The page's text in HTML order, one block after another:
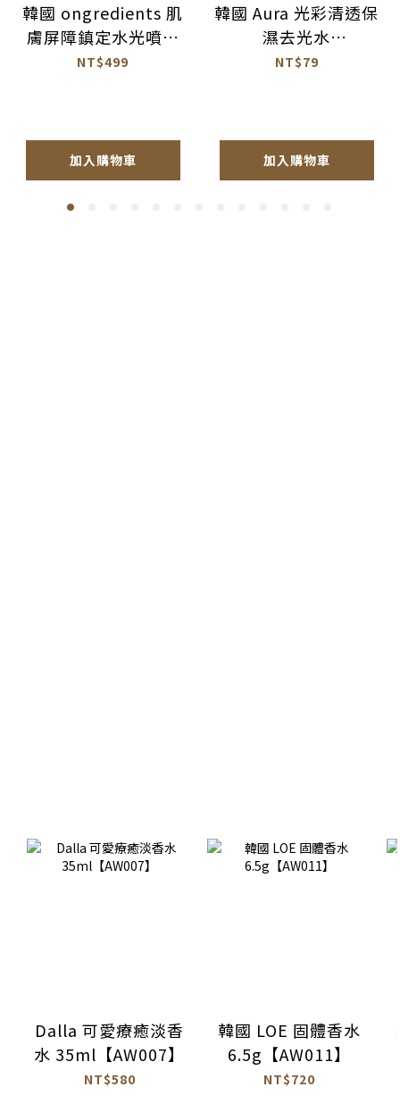
韓國 ongredients 肌
膚屏障鎮定水光噴霧
100ml 公司貨
NT$499
加入購物車
韓國 Aura 光彩清透保
濕去光水
100ml【BM026】
NT$79
加入購物車
Dalla 可愛療癒淡香
水 35ml【AW007】
NT$580
韓國 LOE 固體香水
6.5g【AW011】
NT$720